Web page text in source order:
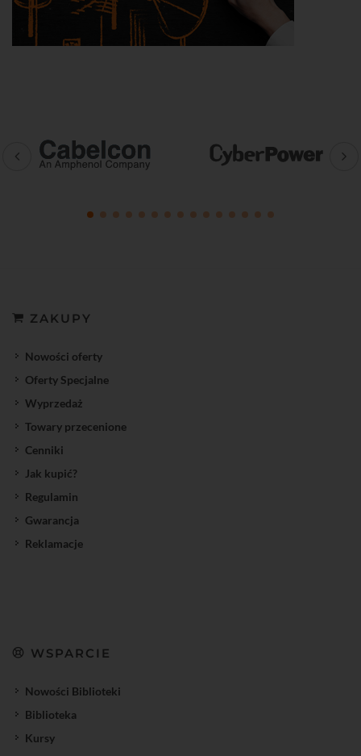
ZAKUPY
Nowości oferty
Oferty Specjalne
Wyprzedaż
Towary przecenione
Cenniki
Jak kupić?
Regulamin
Gwarancja
Reklamacje
WSPARCIE
Nowości Biblioteki
Biblioteka
Kursy